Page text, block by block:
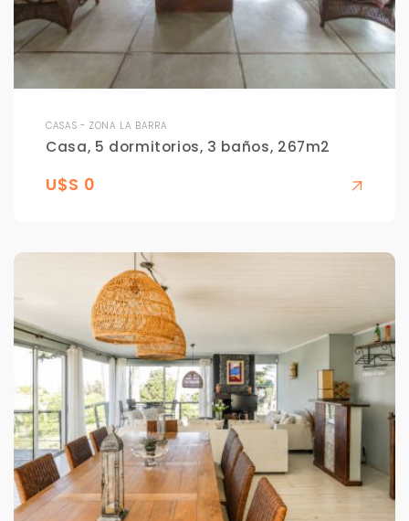
CASAS - ZONA LA BARRA
Casa, 5 dormitorios, 3 baños, 267m2
U$S 0